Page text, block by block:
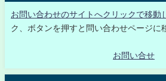
お問い合わせのサイトへクリックで移動
ク、ボタンを押すと問い合わせページに
お問い合せ